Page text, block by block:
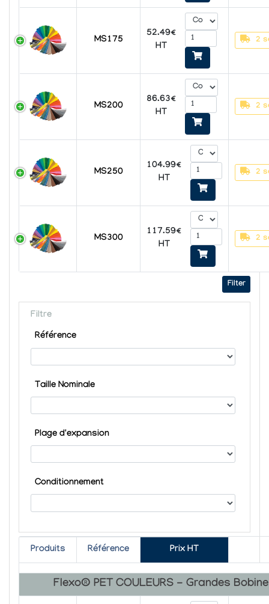
MS175
52.49€
HT
2
MS200
86.63€
HT
2
MS250
104.99€
HT
2
MS300
117.59€
HT
2
Filter
Filtre
Référence
Taille Nominale
Plage d'expansion
Conditionnement
Produits Référence Prix HT
Flexo® PET COULEURS - Grandes